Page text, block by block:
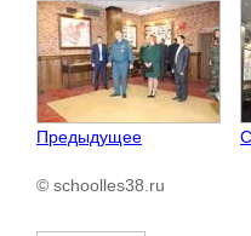
Предыдущее
© schoolles38.ru